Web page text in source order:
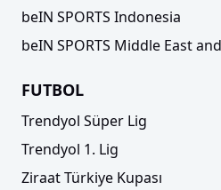
beIN SPORTS Indonesia
beIN SPORTS Middle East
FUTBOL
Trendyol Süper Lig
Trendyol 1. Lig
Ziraat Türkiye Kupası